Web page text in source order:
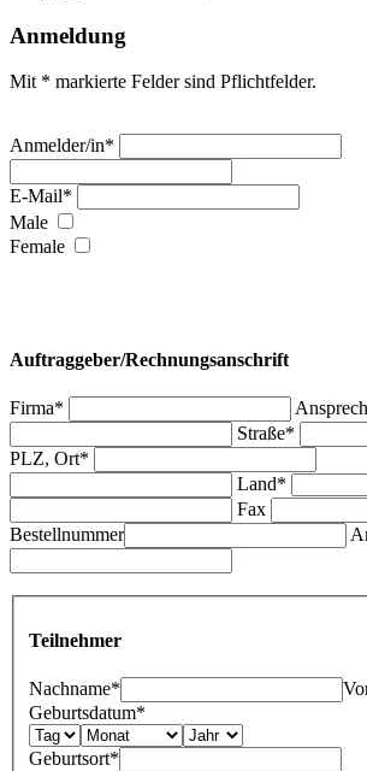
Anmeldung
Mit * markierte Felder sind Pflichtfelder.
Anmelder/in*
E-Mail*
Male
Female
Auftraggeber/Rechnungsanschrift
Firma*
Straße*
PLZ, Ort*
Land*
Fax
Bestellnummer
Teilnehmer
Nachname*
Geburtsdatum*
Geburtsort*